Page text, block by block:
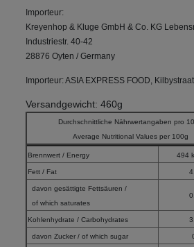
Importeur:
Kreyenhop & Kluge GmbH & Co. KG
Industriestr. 40-42
28876 Oyten / Germany
Importeur: ASIA EXPRESS FOOD,
Versandgewicht: 460g
Durchschnittliche Nährwertangaben pro
Average Nutritional Values per 100g
Brennwert / Energy 494
Fett / Fat
davon gesättigte Fettsäuren /
of which saturates
Kohlenhydrate / Carbohydrates
davon Zucker / of which sugar